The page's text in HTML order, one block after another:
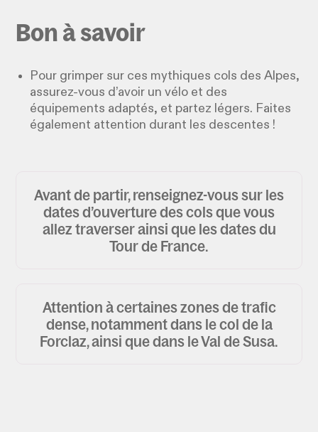
Bon à savoir
Pour grimper sur ces mythiques cols des Alpes,
assurez-vous d’avoir un vélo et des
équipements adaptés, et partez légers. Faites
également attention durant les descentes !
Avant de partir, renseignez-vous sur les
dates d’ouverture des cols que vous
allez traverser ainsi que les dates du
Tour de France.
Attention à certaines zones de trafic
dense, notamment dans le col de la
Forclaz, ainsi que dans le Val de Susa.